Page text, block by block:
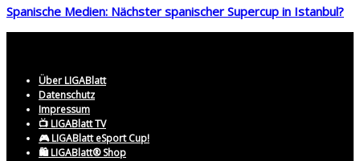
Spanische Medien: Nächster spanischer Supercup in Istanbul?
Über LIGABlatt
Datenschutz
Impressum
📺 LIGABlatt TV
🎮 LIGABlatt eSport Cup!
🛍️ LIGABlatt® Shop